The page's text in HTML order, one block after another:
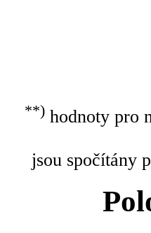
**)hodnoty pro
jsou spočítány